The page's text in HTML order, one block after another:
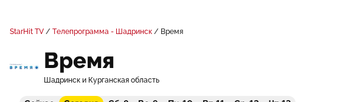
StarHit TV Телепрограмма - Шадринск Время
Время
Шадринск и Курганская область